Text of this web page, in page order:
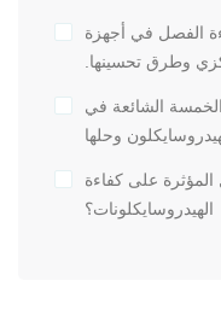
الفصل في أجهزة
وطرق تحسينها.
الشائعة في
وحلها
على كفاءة
الهيدروسايكلونات؟